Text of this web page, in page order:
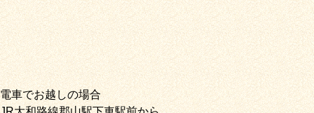
電車でお越しの場合